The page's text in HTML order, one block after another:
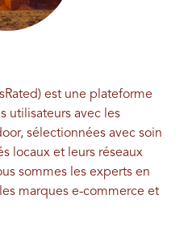
est une plateforme
utilisateurs avec les
sélectionnées avec soin
locaux et leurs réseaux
sommes les experts en
marques e-commerce et